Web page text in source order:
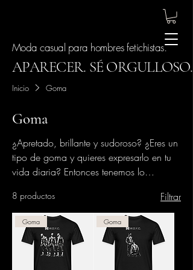
APARECER. SÉ ORGULLOSO.
Moda casual para hombres fetichistas.
Inicio Goma
Goma
¿Apretado, brillante y sudoroso? ¿Eres un
tipo de goma y quieres expresarlo en tu
vida diaria? Entonces tenemos lo
8 productos Filtrar
Goma Goma